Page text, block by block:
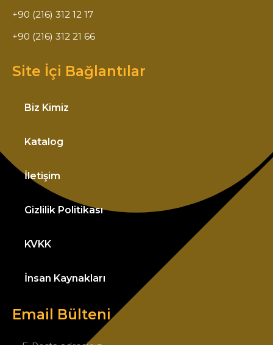
+90 (216) 312 12 17
+90 (216) 312 21 66
Site İçi Bağlantılar
Biz Kimiz
Katalog
İletişim
Gizlilik Politikası
KVKK
İnsan Kaynakları
Email Bülteni